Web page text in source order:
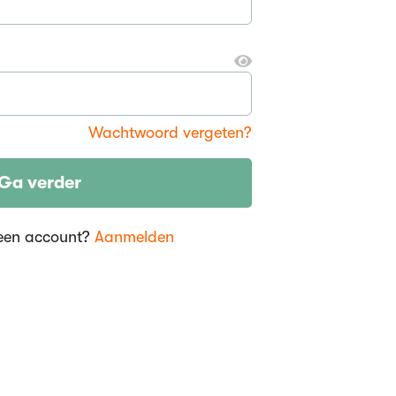
Wachtwoord vergeten?
verder
account? Aanmelden